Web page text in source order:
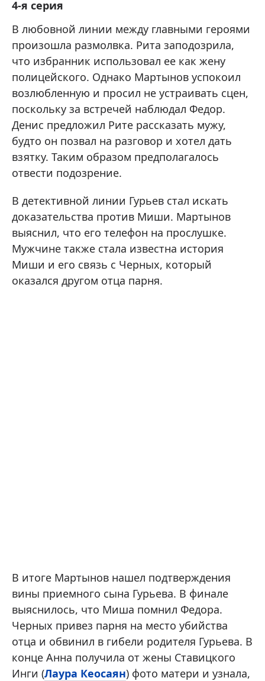
4-я серия
В любовной линии между главными героями
произошла размолвка. Рита заподозрила,
что избранник использовал ее как жену
полицейского. Однако Мартынов успокоил
возлюбленную и просил не устраивать сцен,
поскольку за встречей наблюдал Федор.
Денис предложил Рите рассказать мужу,
будто он позвал на разговор и хотел дать
взятку. Таким образом предполагалось
отвести подозрение.
В детективной линии Гурьев стал искать
доказательства против Миши. Мартынов
выяснил, что его телефон на прослушке.
Мужчине также стала известна история
Миши и его связь с Черных, который
оказался другом отца парня.
В итоге Мартынов нашел подтверждения
вины приемного сына Гурьева. В финале
выяснилось, что Миша помнил Федора.
Черных привез парня на место убийства
отца и обвинил в гибели родителя Гурьева. В
конце Анна получила от жены Ставицкого
Инги (Лаура Кеосаян) фото матери и узнала,